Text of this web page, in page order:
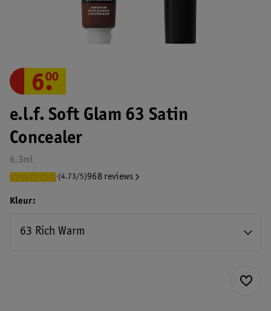
e.l.f. Soft Glam 63 Satin
Concealer
6,3ml
(4.73/5)968 reviews
6.
00
Kleur
63 Rich Warm